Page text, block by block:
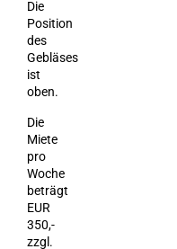
Die
Position
des
Gebläses
ist
oben.
Die
Miete
pro
Woche
beträgt
EUR
350,-
zzgl.